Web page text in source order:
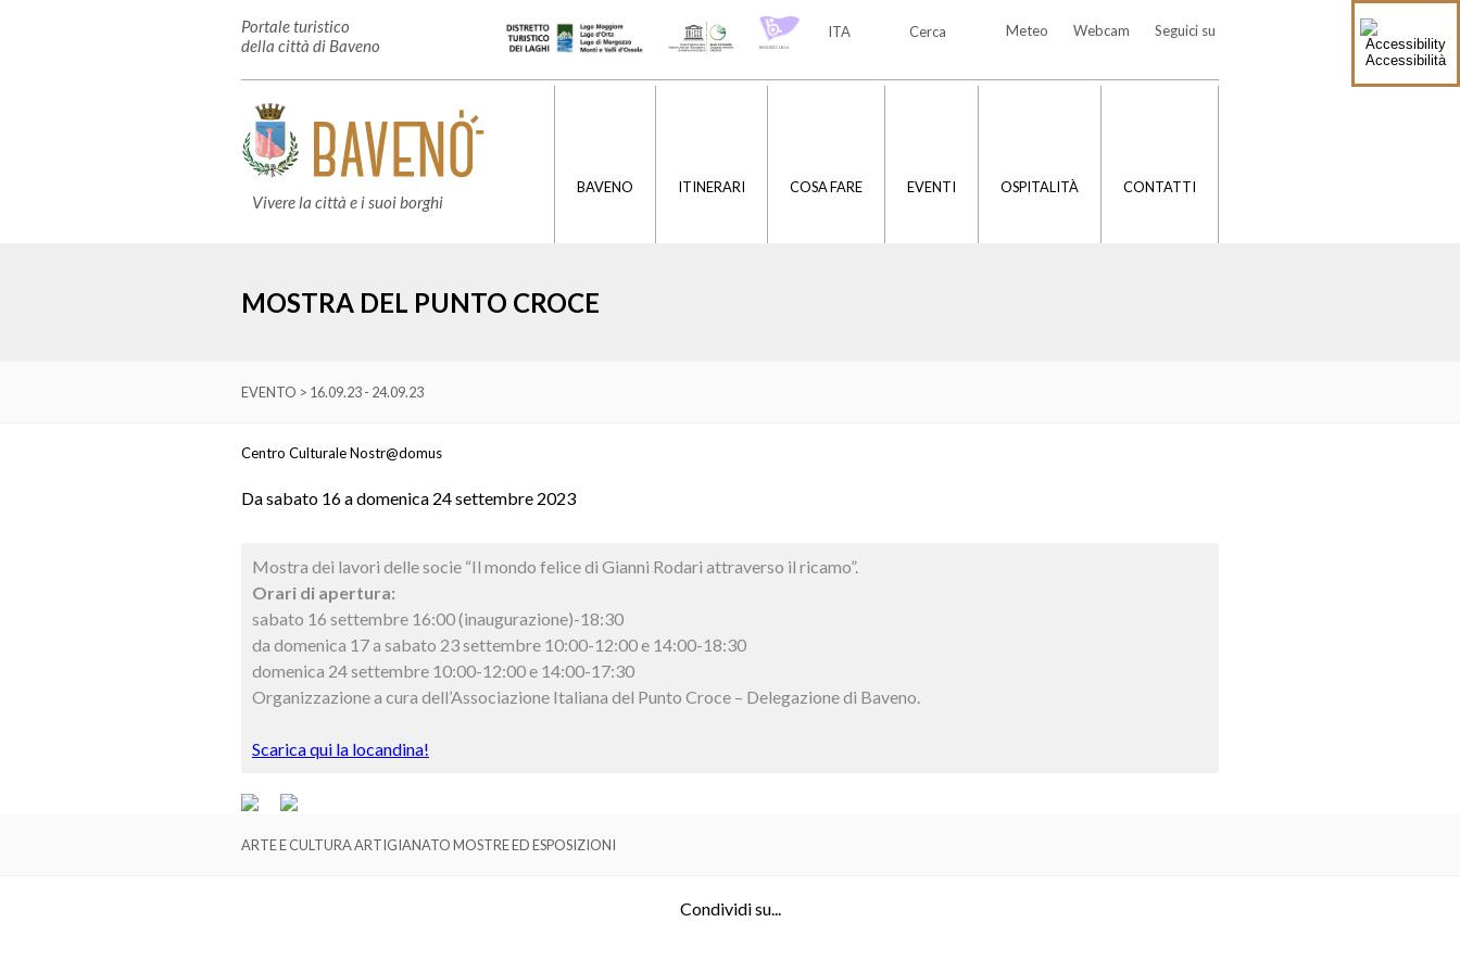
Accessibilità
Portale turistico
della città di Baveno
Seguici su
Webcam
Meteo
Cerca
ITA
Vivere la città e i suoi borghi
BAVENO ITINERARI COSA FARE EVENTI OSPITALITÀ CONTATTI
MOSTRA DEL PUNTO CROCE
EVENTO > 16.09.23 - 24.09.23
Centro Culturale Nostr@domus
Da sabato 16 a domenica 24 settembre 2023
Mostra dei lavori delle socie “Il mondo felice di Gianni Rodari attraverso il ricamo”.
Orari di apertura:
sabato 16 settembre 16:00 (inaugurazione)-18:30
da domenica 17 a sabato 23 settembre 10:00-12:00 e 14:00-18:30
domenica 24 settembre 10:00-12:00 e 14:00-17:30
Organizzazione a cura dell’Associazione Italiana del Punto Croce – Delegazione di Baveno.
Scarica qui la locandina!
ARTE E CULTURA ARTIGIANATO MOSTRE ED ESPOSIZIONI
Condividi su...